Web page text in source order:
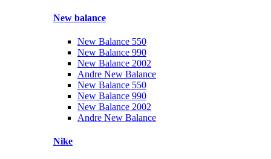
New balance
New Balance 550
New Balance 990
New Balance 2002
Andre New Balance
New Balance 550
New Balance 990
New Balance 2002
Andre New Balance
Nike